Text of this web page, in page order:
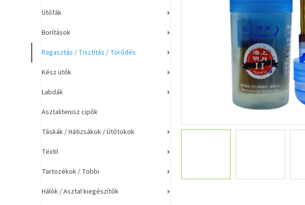
s
p
a
e
Ütőfák
Borítások
Ragasztás / Tisztítás / Törődés
Kész ütők
Labdák
Asztalitenisz cipők
Táskák / Hátizsákok / Ütőtokok
Textil
Tartozékok / Többi
Hálók / Asztal kiegészítők